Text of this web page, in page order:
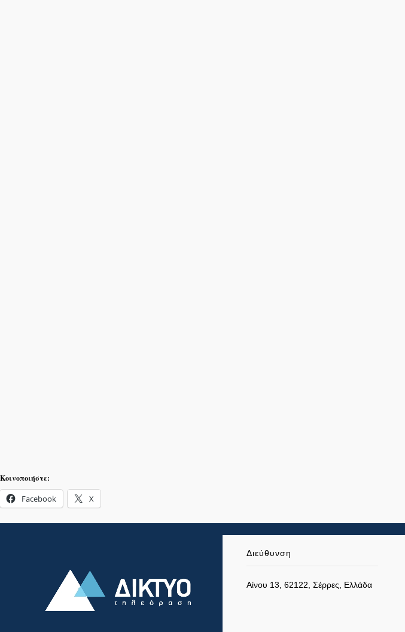
Κοινοποιήστε:
Facebook X
Διεύθυνση
Αίνου 13, 62122, Σέρρες, Ελλάδα